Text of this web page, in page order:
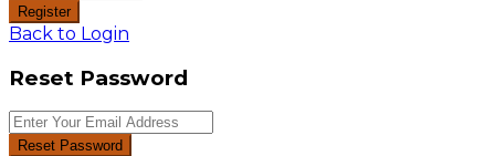
Register
Back to Login
Reset Password
Reset Password